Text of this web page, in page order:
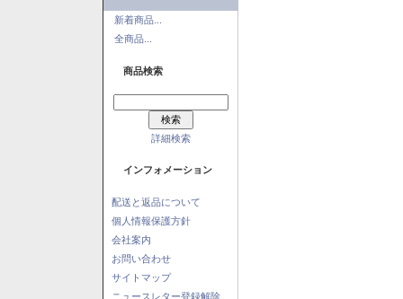
新着商品...
全商品...
商品検索
詳細検索
インフォメーション
配送と返品について
個人情報保護方針
会社案内
お問い合わせ
サイトマップ
ニュースレター登録解除